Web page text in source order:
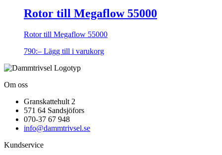
Rotor till Megaflow 55000
Rotor till Megaflow 55000
790:– Lägg till i varukorg
Om oss
Granskattehult 2
571 64 Sandsjöfors
070-37 67 948
info@dammtrivsel.se
Kundservice